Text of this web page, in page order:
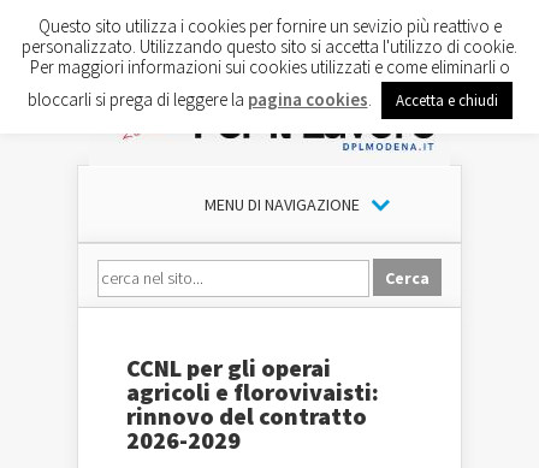
MENU DI NAVIGAZIONE
CCNL per gli operai
agricoli e florovivaisti:
rinnovo del contratto
2026-2029
Questo sito utilizza i cookies per fornire un sevizio più reattivo e
personalizzato. Utilizzando questo sito si accetta l'utilizzo di cookie.
Per maggiori informazioni sui cookies utilizzati e come eliminarli o
bloccarli si prega di leggere la pagina cookies Accetta e chiudi